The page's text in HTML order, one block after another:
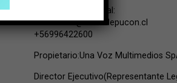
Contacto Comercial:
comercial@lavozdepucon.cl
+56996422600
Propietario:Una Voz Multimedios
Director Ejecutivo(Representante